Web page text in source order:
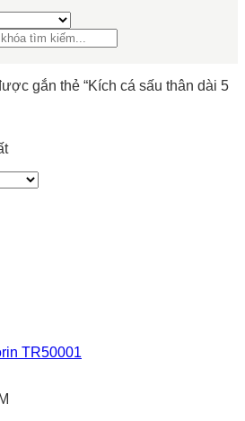
gắn thẻ “Kích cá sấu thân dài 5
TR50001